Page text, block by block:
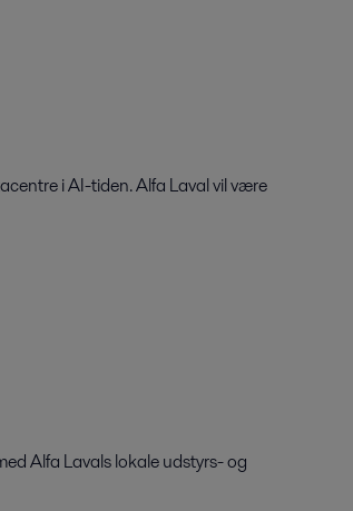
i AI-tiden. Alfa Laval vil være
Alfa Lavals lokale udstyrs- og